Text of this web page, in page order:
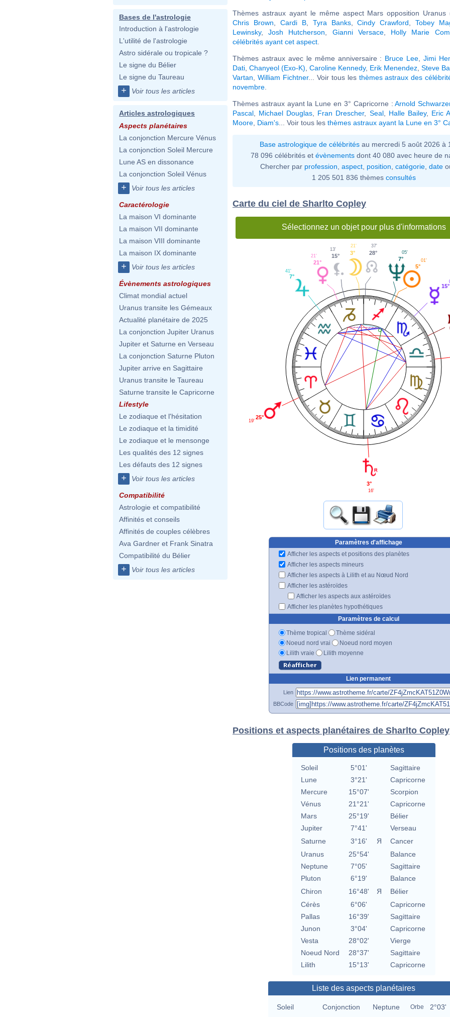
Bases de l'astrologie
Introduction à l'astrologie
L'utilité de l'astrologie
Astro sidérale ou tropicale ?
Le signe du Bélier
Le signe du Taureau
+ Voir tous les articles
Articles astrologiques
Aspects planétaires
La conjonction Mercure Vénus
La conjonction Soleil Mercure
Lune AS en dissonance
La conjonction Soleil Vénus
+ Voir tous les articles
Caractérologie
La maison VI dominante
La maison VII dominante
La maison VIII dominante
La maison IX dominante
+ Voir tous les articles
Évènements astrologiques
Climat mondial actuel
Uranus transite les Gémeaux
Actualité planétaire de 2025
La conjonction Jupiter Uranus
Jupiter et Saturne en Verseau
La conjonction Saturne Pluton
Jupiter arrive en Sagittaire
Uranus transite le Taureau
Saturne transite le Capricorne
Lifestyle
Le zodiaque et l'hésitation
Le zodiaque et la timidité
Le zodiaque et le mensonge
Les qualités des 12 signes
Les défauts des 12 signes
+ Voir tous les articles
Compatibilité
Astrologie et compatibilité
Affinités et conseils
Affinités de couples célèbres
Ava Gardner et Frank Sinatra
Compatibilité du Bélier
+ Voir tous les articles
Thèmes astraux ayant le même aspect Mars opposition Uranus
Chris Brown
Cardi B, Tyra Banks,Cindy Crawford ,Tobey
Lewinsky,Josh Hutcherson Gianni Versace, Holly Marie
célébrités ayant cet aspect
Thèmes astraux avec le même anniversaire : Bruce Lee ,Jimi
Dati Chanyeol (Exo-K) Caroline Kennedy, Erik Menendez Steve
Vartan
William Fichtner... Voir tous les thèmes astraux des
novembre
Thèmes astraux ayant la Lune en 3° Capricorne :Arnold
Pascal
Michael Douglas Fran Drescher, Seal, Halle Bailey, Eric
Moore Diam's ... Voir tous les thèmes astraux ayant la Lune en 3°
Base astrologique de célébritésau mercredi 5 août 2026 à
78 096 célébrités et évènements dont 40 080 avec heure de
Chercher par profession aspect position catégorie date
1 205 501 836 thèmes consultés
Carte du ciel de Sharlto Copley
Sélectionnez un objet pour plus d'informations
15°
5°
01'
7°
05'
28°
37'
3°
21'
15°
13'
21°
21'
7°
41'
25°
19'
3°
16'
Paramètres d'affichage
Afficher les aspects et positions des planètes
Afficher les aspects mineurs
Afficher les aspects à Lilith et au Nœud Nord
Afficher les astéroïdes
Afficher les aspects aux astéroïdes
Afficher les planètes hypothétiques
Paramètres de calcul
Thème tropical
Thème sidéral
Noeud nord vrai
Noeud nord moyen
Lilith vraie
Lilith moyenne
Lien permanent
Lien
BBCode
Positions et aspects planétaires de Sharlto Copley
Positions des planètes
Soleil 5°01'
Sagittaire
Lune
3°21'
Capricorne
Mercure
15°07'
Scorpion
Vénus
21°21'
Capricorne
Mars
25°19'
Bélier
Jupiter
7°41'
Verseau
Saturne
3°16' Я
Cancer
Uranus
25°54'
Balance
Neptune
7°05'
Sagittaire
Pluton
6°19'
Balance
Chiron
16°48' Я
Bélier
Cérès
6°06'
Capricorne
Pallas
16°39'
Sagittaire
Junon
3°04'
Capricorne
Vesta
28°02'
Vierge
Noeud Nord
28°37'
Sagittaire
Lilith
15°13' Capricorne
Liste des aspects planétaires
Soleil Conjonction Neptune Orbe 2°03'